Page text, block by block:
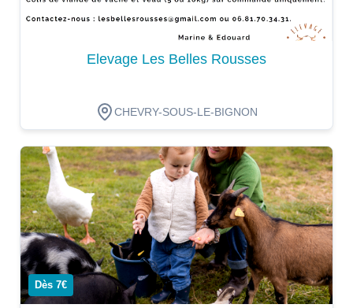
Elevage Les Belles Rousses
CHEVRY-SOUS-LE-BIGNON
Dégustation
Dès 7€